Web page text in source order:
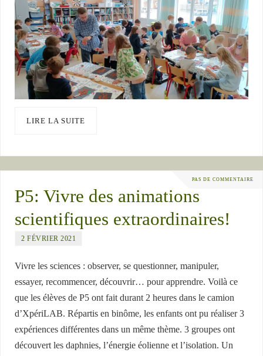
LIRE LA SUITE
PAS DE COMMENTAIRE
P5: Vivre des animations
scientifiques extraordinaires!
2 FÉVRIER 2021
Vivre les sciences : observer, se questionner, manipuler,
essayer, recommencer, découvrir… pour apprendre. Voilà ce
que les élèves de P5 ont fait durant 2 heures dans le camion
d’XpériLAB. Répartis en binôme, les enfants ont pu réaliser 3
expériences différentes dans un même thème. 3 groupes ont
découvert les daphnies, l’énergie éolienne et l’isolation. Un